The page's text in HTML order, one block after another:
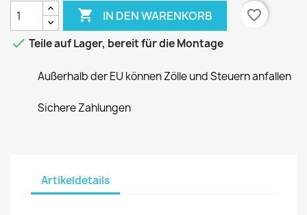
 IN DEN WARENKORB
favorite_border
 Teile auf Lager, bereit für die Montage
Außerhalb der EU können Zölle und Steuern anfallen
Sichere Zahlungen
Artikeldetails